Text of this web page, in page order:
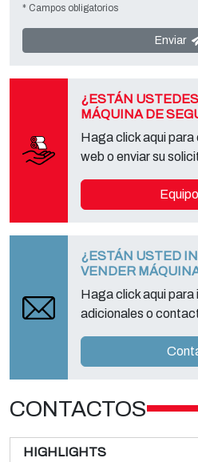
Via A. Dominutti, 6 37135 (VR) Italy
con el "Servicio de Privacy " en la
ejercer todos los derechos previstos y
* Campos obligatorios
Enviar
¿ESTÁN
MÁQUINA DE
Haga click aqui para
web o enviar su
¿ESTÁN USTED
VENDER
Haga click aqui para
adicionales o
CONTACTOS
HIGHLIGHTS